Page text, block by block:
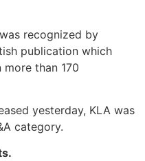
recognized by
publication which
than 170
yesterday, KLA was
category.